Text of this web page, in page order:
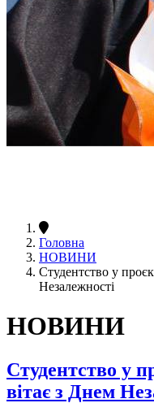
Головна
НОВИНИ
Студентство у
Незалежності
НОВИНИ
Студентство у
вітає з Днем